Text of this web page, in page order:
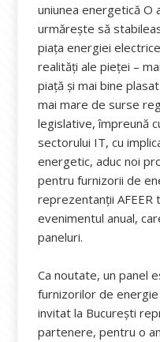
uniunea energetică O
urmărește să
piața energiei
realități ale pieței –
piață și mai bine
mai mare de surse
legislative, împreună
sectorului IT, cu
energetic, aduc noi
pentru furnizorii de
reprezentanții AFEER
evenimentul anual,
paneluri.
Ca noutate, un panel
furnizorilor de energie
invitat la București
partenere, pentru o